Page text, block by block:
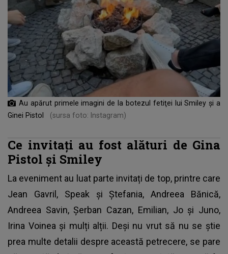
Au apărut primele imagini de la botezul fetiţei lui Smiley şi a
Ginei Pistol
(sursa foto: Instagram)
Ce invitați au fost alături de Gina
Pistol și Smiley
La eveniment au luat parte invitați de top, printre care
Jean Gavril, Speak și Ștefania, Andreea Bănică,
Andreea Savin, Șerban Cazan, Emilian, Jo și Juno,
Irina Voinea și mulți alții. Deși nu vrut să nu se știe
prea multe detalii despre această petrecere, se pare